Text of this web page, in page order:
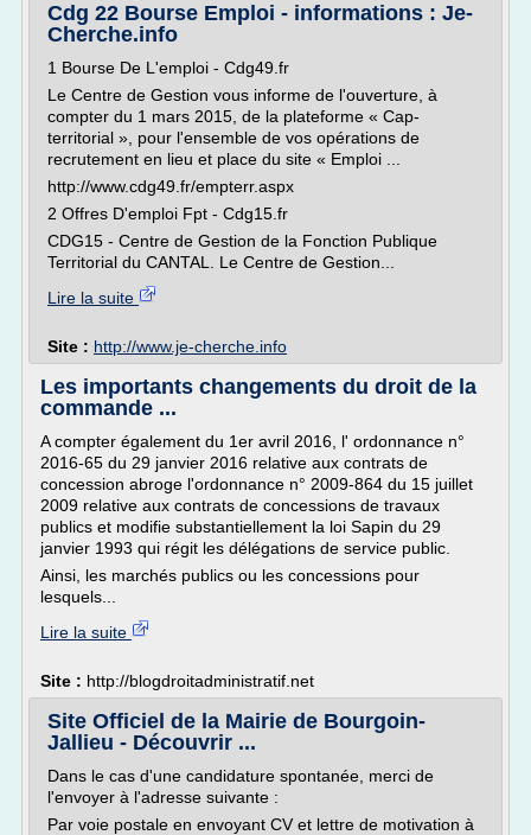
Cdg 22 Bourse Emploi - informations : Je-
Cherche.info
1 Bourse De L'emploi - Cdg49.fr
Le Centre de Gestion vous informe de l'ouverture, à
compter du 1 mars 2015, de la plateforme « Cap-
territorial », pour l'ensemble de vos opérations de
recrutement en lieu et place du site « Emploi ...
http://www.cdg49.fr/empterr.aspx
2 Offres D'emploi Fpt - Cdg15.fr
CDG15 - Centre de Gestion de la Fonction Publique
Territorial du CANTAL. Le Centre de Gestion...
Lire la suite
Site : http://www.je-cherche.info
Les importants changements du droit de la
commande ...
A compter également du 1er avril 2016, l' ordonnance n°
2016-65 du 29 janvier 2016 relative aux contrats de
concession abroge l'ordonnance n° 2009-864 du 15 juillet
2009 relative aux contrats de concessions de travaux
publics et modifie substantiellement la loi Sapin du 29
janvier 1993 qui régit les délégations de service public.
Ainsi, les marchés publics ou les concessions pour
lesquels...
Lire la suite
Site : http://blogdroitadministratif.net
Site Officiel de la Mairie de Bourgoin-
Jallieu - Découvrir ...
Dans le cas d'une candidature spontanée, merci de
l'envoyer à l'adresse suivante :
Par voie postale en envoyant CV et lettre de motivation à